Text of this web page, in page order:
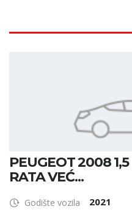
PEUGEOT 2008
RATA VEĆ...
Godište vozila 2021